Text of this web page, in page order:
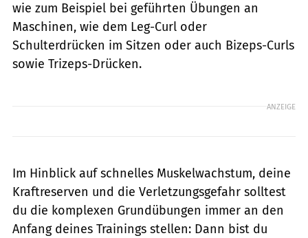
wie zum Beispiel bei geführten Übungen an
Maschinen, wie dem Leg-Curl oder
Schulterdrücken im Sitzen oder auch Bizeps-Curls
sowie Trizeps-Drücken.
ANZEIGE
Im Hinblick auf schnelles Muskelwachstum, deine
Kraftreserven und die Verletzungsgefahr solltest
du die komplexen Grundübungen immer an den
Anfang deines Trainings stellen: Dann bist du